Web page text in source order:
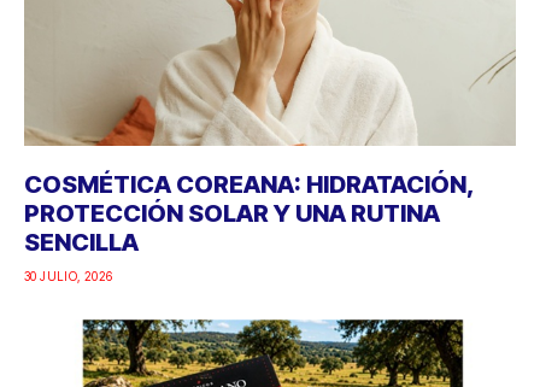
COSMÉTICA COREANA: HIDRATACIÓN,
PROTECCIÓN SOLAR Y UNA RUTINA
SENCILLA
30 JULIO, 2026